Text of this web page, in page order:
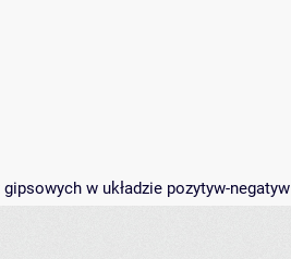
w układzie pozytyw-negatyw